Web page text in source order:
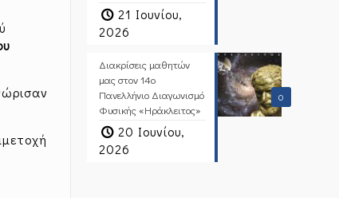
21 Ιουνίου,
2026
0
Διακρίσεις μαθητών
μας στον 14ο
Πανελλήνιο Διαγωνισμό
Φυσικής «Ηράκλειτος»
20 Ιουνίου,
2026